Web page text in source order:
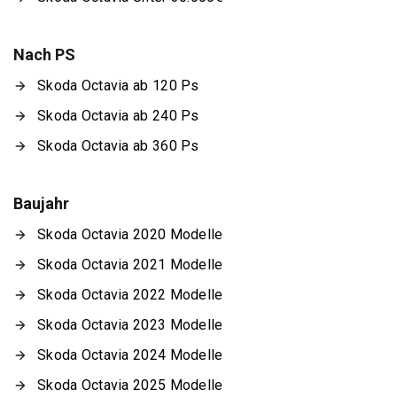
Nach PS
Skoda Octavia ab 120 Ps
Skoda Octavia ab 240 Ps
Skoda Octavia ab 360 Ps
Baujahr
Skoda Octavia 2020 Modelle
Skoda Octavia 2021 Modelle
Skoda Octavia 2022 Modelle
Skoda Octavia 2023 Modelle
Skoda Octavia 2024 Modelle
Skoda Octavia 2025 Modelle